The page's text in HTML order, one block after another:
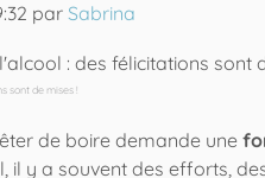
par Sabrina
sont de mises !
de boire demande une
il y a souvent des efforts,